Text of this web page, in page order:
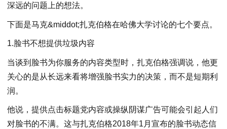
深远的问题上的想法。
下面是马克&middot;扎克伯格在哈佛大学讨论的七个要点。
1.脸书不想提供垃圾内容
当谈到脸书为你服务的内容类型时，扎克伯格强调说，他更
关心的是从长远来看将增强脸书实力的决策，而不是短期利
润。
他说，提供点击标题党内容或操纵阴谋广告可能会引起人们
对脸书的不满。这与扎克伯格2018年1月宣布的脸书动态信